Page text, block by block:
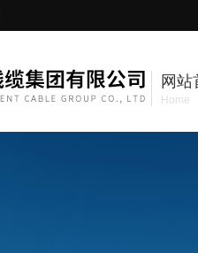
网站
Home